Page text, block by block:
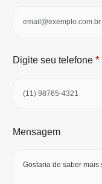
Digite seu telefone *
Mensagem